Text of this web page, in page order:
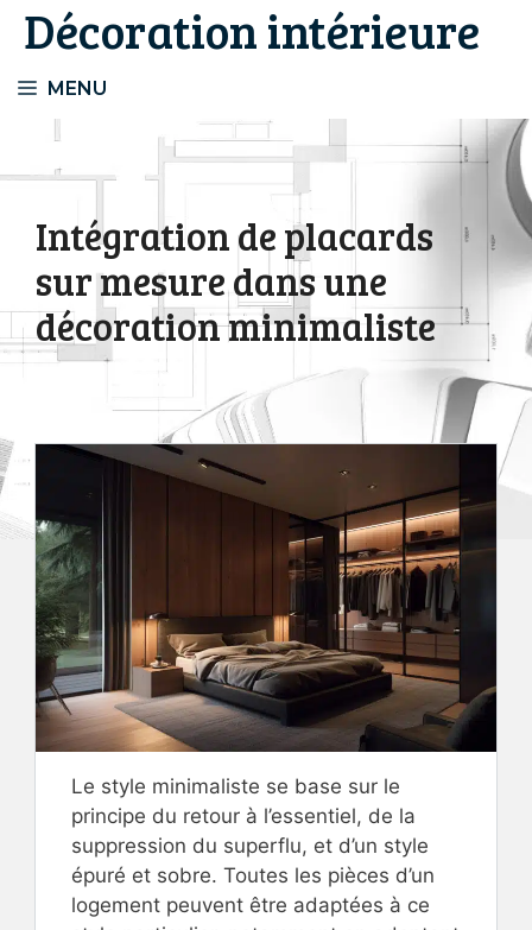
AllerDécoration intérieure
MENU
Intégration de placards
sur mesure dans une
décoration minimaliste
Le style minimaliste se base sur le
principe du retour à l’essentiel, de la
suppression du superflu, et d’un style
épuré et sobre. Toutes les pièces d’un
logement peuvent être adaptées à ce